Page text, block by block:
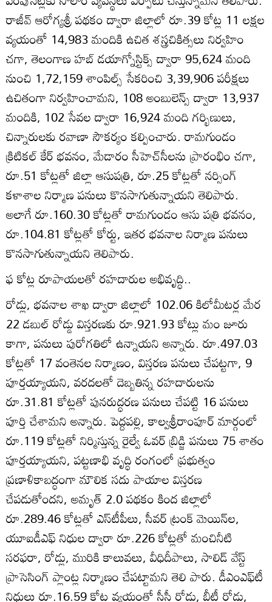
రాజీవ్‌ ఆరోగ్యశ్రీ పథకం ద్వారా జిల్లాలో రూ.39 కోట్ల 11 లక్షల
వ్యయంతో 14,983 మందికి ఉచిత శస్త్రచికిత్సలు నిర్వహిం
చగా, తెలంగాణ హబ్‌ డయాగ్నోస్టిక్స్‌ ద్వారా 95,624 మంది
నుంచి 1,72,159 శాంపిల్స్‌ సేకరించి 3,39,906 పరీక్షలు
ఉచితంగా నిర్వహించామని, 108 అంబులెన్స్‌ ద్వారా 13,937
మందికి, 102 సేవల ద్వారా 16,924 మంది గర్భిణులు,
చిన్నారులకు రవాణా సౌకర్యం కల్పించారు. రామగుండం
క్రిటికల్‌ కేర్‌ భవనం, మేడారం సీహెచ్‌సీలను ప్రారంభిం చగా,
రూ.51 కోట్లతో జిల్లా ఆసుపత్రి, రూ.25 కోట్లతో నర్సింగ్‌
కళాశాల నిర్మాణ పనులు కొనసాగుతున్నాయని తెలిపారు.
అలాగే రూ.160.30 కోట్లతో రామగుండం ఆసు పత్రి భవనం,
రూ.104.81 కోట్లతో కోర్టు, ఇతర భవనాల నిర్మాణ పనులు
కొనసాగుతున్నాయని తెలిపారు.
ఫ కోట్ల రూపాయలతో రహదారుల అభివృద్ధి..
రోడ్లు, భవనాల శాఖ ద్వారా జిల్లాలో 102.06 కిలోమీటర్ల మేర
22 డబుల్‌ రోడ్డు విస్తరణకు రూ.921.93 కోట్లు మం జూరు
కాగా, పనులు పురోగతిలో ఉన్నాయని అన్నారు. రూ.497.03
కోట్లతో 17 వంతెనల నిర్మాణం, విస్తరణ పనులు చేపట్టగా, 9
పూర్తయ్యాయని, వరదలతో దెబ్బతిన్న రహదారులను
రూ.31.81 కోట్లతో పునరుద్ధరణ పనులు చేపట్టి 16 పనులు
పూర్తి చేశామని అన్నారు. పెద్దపల్లి, కాల్వశ్రీరాంపూర్‌ మార్గంలో
రూ.119 కోట్లతో నిర్మిస్తున్న రైల్వే ఓవర్‌ బ్రిడ్జి పనులు 75 శాతం
పూర్తయ్యాయని, పట్టణాభి వృద్ధి రంగంలో ప్రభుత్వం
ప్రణాళికాబద్ధంగా మౌలిక సదు పాయాల విస్తరణ
చేపడుతోందని, అమృత్‌ 2.0 పథకం కింద జిల్లాలో
రూ.289.46 కోట్లతో ఎస్‌టీపీలు, సీవర్‌ ట్రంక్‌ మెయిన్‌ల,
యూఐడీఎఫ్‌ నిధుల ద్వారా రూ.226 కోట్లతో మంచినీటి
సరఫరా, రోడ్లు, మురికి కాలువలు, వీధిదీపాలు, సాలిడ్‌ వేస్ట్‌
ప్రాసెసింగ్‌ ప్లాంట్ల నిర్మాణం చేపట్టామని తెలి పారు. డీఎంఎఫ్‌టీ
నిధులు రూ.16.59 కోట్ల వ్యయంతో సీసీ రోడ్లు, బీటీ రోడ్లు,